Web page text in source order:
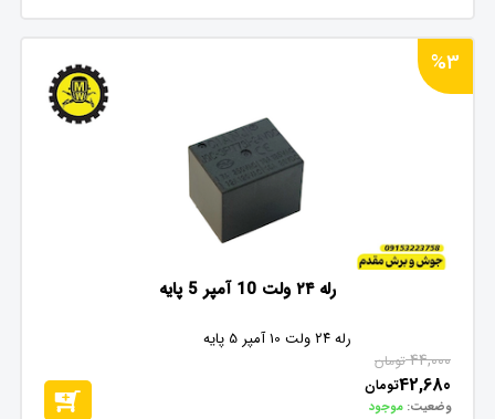
%3
رله ۲۴ ولت 10 آمپر 5 پایه
رله ۲۴ ولت 10 آمپر 5 پایه
44,000 تومان
42,680تومان
وضعیت: موجود